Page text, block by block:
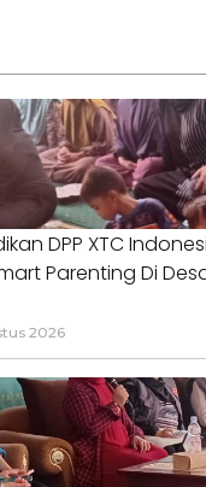
DPP XTC
Parenting Di
2026